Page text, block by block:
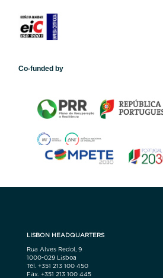
Co-funded by
LISBON HEADQUARTERS
Rua Alves Redol, 9
1000-029 Lisboa
Tel. +351 213 100 450
Fax. +351 213 100 445